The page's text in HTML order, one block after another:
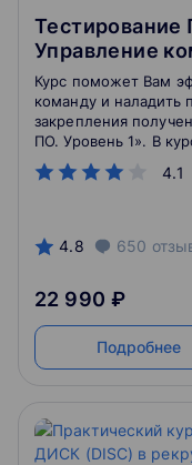
Тестирование
Управление
4.1
Курс поможет Вам
команду и наладить
закрепления
ПО. Уровень 1». В
такое тест-
эффективную
курса Вас ждет
тестирование ПО на
столкнетесь с
4.8 650
22 990 ₽
Подробнее